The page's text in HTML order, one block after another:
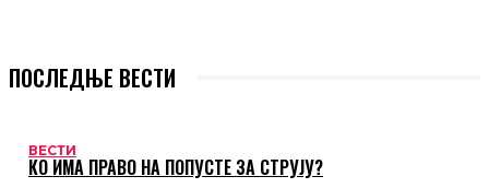
ПОСЛЕДЊЕ ВЕСТИ
ВЕСТИ
КО ИМА ПРАВО НА ПОПУСТЕ ЗА СТРУЈУ?